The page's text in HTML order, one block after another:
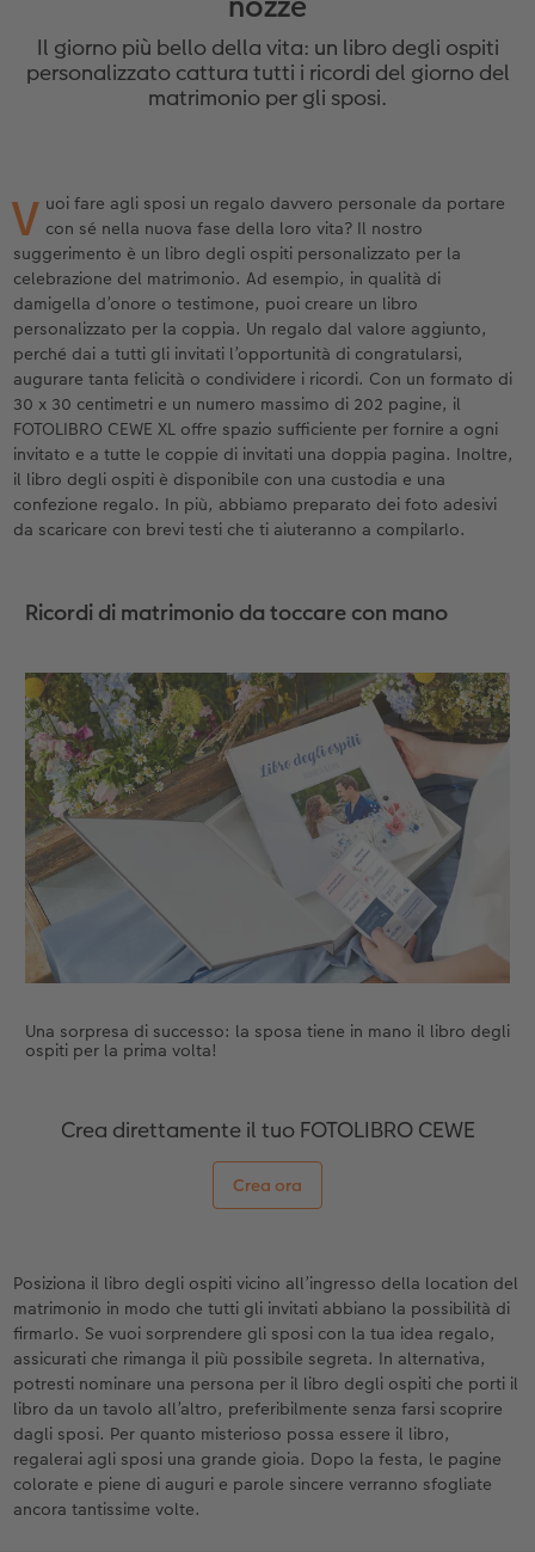
Custodia personalizzata
Tasca interna
Primi passi
Come ordinare
Esempi di clienti
Storie dei clienti
Coffeetable Book «Art Collection»
Accessori
Stampe su carta riciclata
Poster premium
Foto istantanee
Fototessere
Accessori
Poster con mappa
Collage fotografico
Poster in alluminio
Foto su legno
Poster Gallery
Poster su forex
Mosaico
Consigli decorazione murale
Altre occasioni
Biglietti pieghevoli
Cartoline singole con spedizione diretta
Decorazioni
Giochi
Faber-Castell
Stampe artistiche
Foto-box regalo
Idee regalo
Buono regalo CEWE
Barattolo per croccantini con foto
Calendari da parete con design
Calendario da parete A4
Calendario da tavolo quadrato
Accessori
Cartoline fotografiche istantanee
Set di foto istantanee
Fototessere biometriche
Trova la filiale
per il compleanno
Regali per la festa della mamma
per gli sposi
per l’addio al nubilato
Matrimonio
Annuario
App
Il giorno più bello della vita: un libro degli ospiti
personalizzato cattura tutti i ricordi del giorno del
matrimonio per gli sposi.
V uoi fare agli sposi un regalo davvero personale da portare
con sé nella nuova fase della loro vita? Il nostro
suggerimento è un libro degli ospiti personalizzato per la
celebrazione del matrimonio. Ad esempio, in qualità di
damigella d’onore o testimone, puoi creare un libro
personalizzato per la coppia. Un regalo dal valore aggiunto,
perché dai a tutti gli invitati l’opportunità di congratularsi,
augurare tanta felicità o condividere i ricordi. Con un formato di
30 x 30 centimetri e un numero massimo di 202 pagine, il
FOTOLIBRO CEWE XL offre spazio sufficiente per fornire a ogni
invitato e a tutte le coppie di invitati una doppia pagina. Inoltre,
il libro degli ospiti è disponibile con una custodia e una
confezione regalo. In più, abbiamo preparato dei foto adesivi
da scaricare con brevi testi che ti aiuteranno a compilarlo.
Ricordi di matrimonio da toccare con mano
Una sorpresa di successo: la sposa tiene in mano il libro degli
ospiti per la prima volta!
Crea direttamente il tuo FOTOLIBRO CEWE
Crea ora
Posiziona il libro degli ospiti vicino all’ingresso della location del
matrimonio in modo che tutti gli invitati abbiano la possibilità di
firmarlo. Se vuoi sorprendere gli sposi con la tua idea regalo,
assicurati che rimanga il più possibile segreta. In alternativa,
potresti nominare una persona per il libro degli ospiti che porti il
libro da un tavolo all’altro, preferibilmente senza farsi scoprire
dagli sposi. Per quanto misterioso possa essere il libro,
regalerai agli sposi una grande gioia. Dopo la festa, le pagine
colorate e piene di auguri e parole sincere verranno sfogliate
ancora tantissime volte.